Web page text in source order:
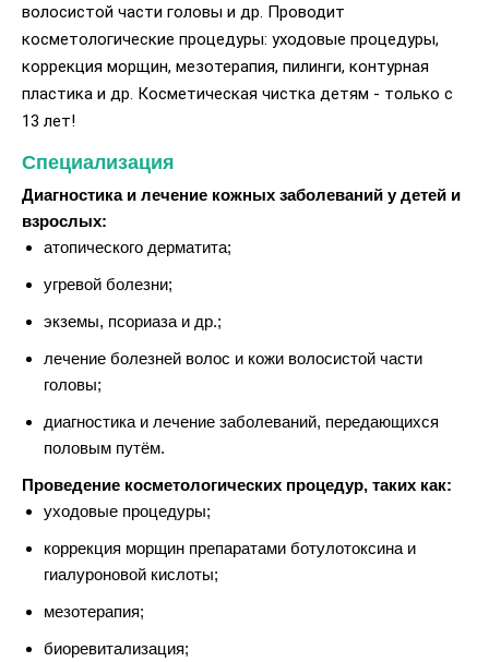
волосистой части головы и др. Проводит
косметологические процедуры: уходовые процедуры,
коррекция морщин, мезотерапия, пилинги, контурная
пластика и др. Косметическая чистка детям - только с
13 лет!
Специализация
Диагностика и лечение кожных заболеваний у детей и
взрослых:
атопического дерматита;
угревой болезни;
экземы, псориаза и др.;
лечение болезней волос и кожи волосистой части
головы;
диагностика и лечение заболеваний, передающихся
половым путём.
Проведение косметологических процедур, таких как:
уходовые процедуры;
коррекция морщин препаратами ботулотоксина и
гиалуроновой кислоты;
мезотерапия;
биоревитализация;